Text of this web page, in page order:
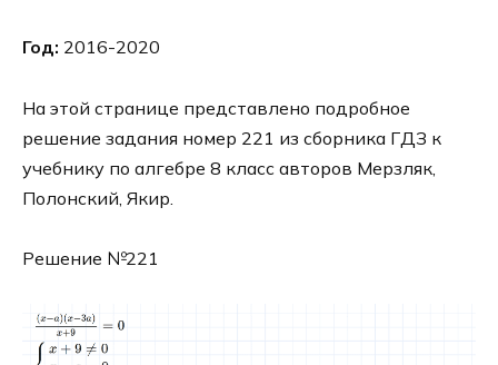
Год: 2016-2020
На этой странице представлено подробное
решение задания номер 221 из сборника ГДЗ к
учебнику по алгебре 8 класс авторов Мерзляк,
Полонский, Якир.
Решение №221